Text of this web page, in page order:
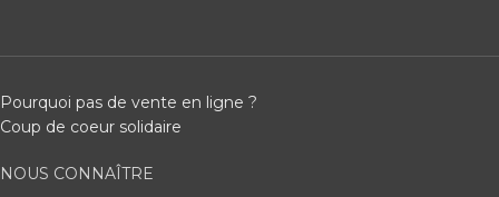
Pourquoi pas de vente en ligne ?
Coup de coeur solidaire
NOUS CONNAÎTRE